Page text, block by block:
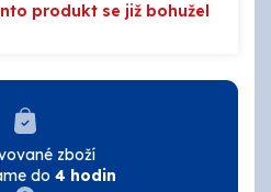
produkt se již bohužel
zboží
do 4 hodin